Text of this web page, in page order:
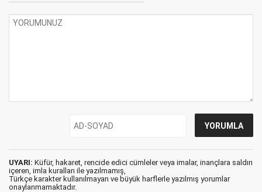
UYARI: Küfür, hakaret, rencide edici cümleler veya imalar, inançlara saldırı
içeren, imla kuralları ile yazılmamış,
Türkçe karakter kullanılmayan ve büyük harflerle yazılmış yorumlar
onaylanmamaktadır.